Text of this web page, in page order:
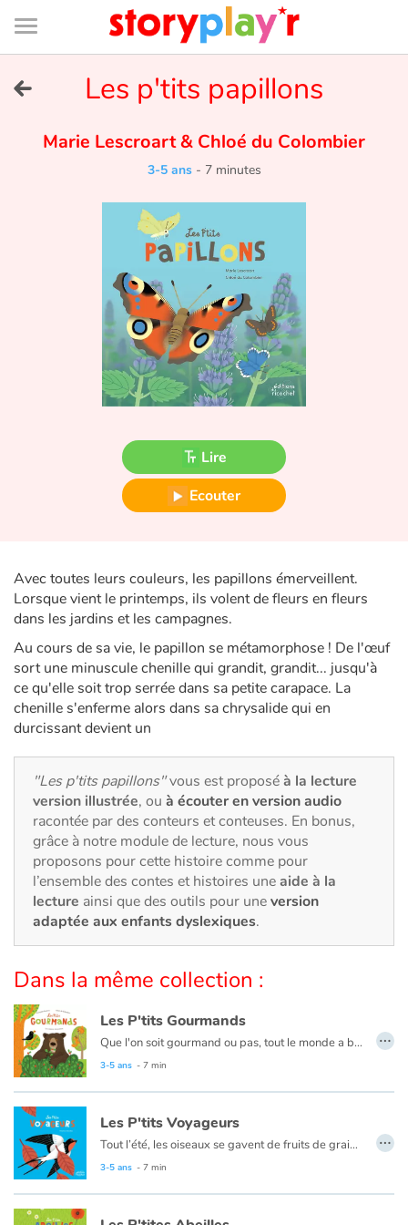
Connexion
Bibliothèque
de
page
Tester gratuitement
Contes d'ici et d'ailleurs
Princesses et princes, rois, reines et dragons
Ogres, monstres et sorcières
Écologie, nature, saisons
Les animaux
Voyage, épopée, enquête, aventure
Autour du monde
Apprentissage
Art, espace, activité
Documentaires
En famille
À l'école
Fêtes et évènements
Amour et amitié
Sujets de société
Émotions et sentiments
Les p'tits papillons
Marie Lescroart& Chloé du Colombier
3-5 ans- 7 minutes
Lire
Ecouter
Avec toutes leurs couleurs, les papillons émerveillent.
Lorsque vient le printemps, ils volent de fleurs en fleurs
dans les jardins et les campagnes.
Au cours de sa vie, le papillon se métamorphose ! De l'œuf
sort une minuscule chenille qui grandit, grandit... jusqu'à
ce qu'elle soit trop serrée dans sa petite carapace. La
chenille s'enferme alors dans sa chrysalide qui en
durcissant devient un
"Les p'tits papillons"vous est proposéà la lecture
version illustrée, ou à écouter en version audio
racontée par des conteurs et conteuses. En bonus,
grâce à notre module de lecture, nous vous
proposons pour cette histoire comme pour
l’ensemble des contes et histoires uneaide à la
lecture ainsi que des outils pour uneversion
adaptée aux enfants dyslexiques.
Dans la même collection :
Les P'tits Gourmands
Que l'on soit gourmand ou pas, tout le monde a besoin de se nourrir. Et nous avons chacun nos préférences, chez les animaux c'est pareil !
3-5 ans - 7 min
…
Les P'tits Voyageurs
Tout l’été, les oiseaux se gavent de fruits de graines ou d’insectes pour affronter l’hiver. Il y a ceux qui tant bien que mal affrontent les climats et ceux qui prennent leur envol vers les pays chauds. Il leur en faut de l’énergie et du temps pour franchir les mers et les déserts ! Certains voyagent seuls, d’autres en formation. Et hop ! Six mois après, le ballet aérien recommence mais dans l’autre sens. Une hirondelle refait le printemps sous nos toits... les cigognes reviennent pour pondre en Alsace ! Chacun retrouve son nid ou se bâtit un nouveau logis.
3-5 ans - 7 min
…